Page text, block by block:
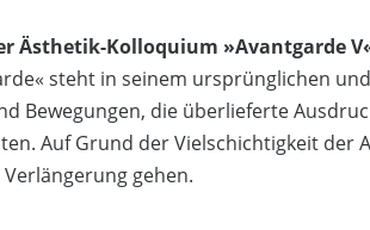
Ästhetik-Kolloquium »Avantgarde
steht in seinem ursprünglichen
Bewegungen, die überlieferte
Auf Grund der Vielschichtigkeit der
gehen.